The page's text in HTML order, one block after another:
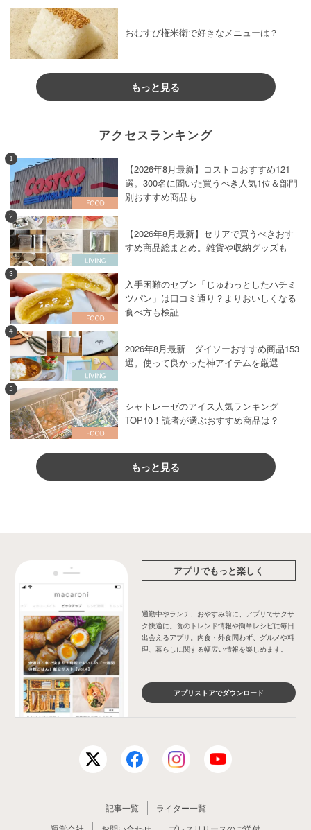
おむすび権米衛で好きなメニューは？
もっと見る
アクセスランキング
1
【2026年8月最新】コストコおすすめ121
選。300名に聞いた買うべき人気1位＆部門
別おすすめ商品も
2
【2026年8月最新】セリアで買うべきおす
すめ商品総まとめ。雑貨や収納グッズも
3
入手困難のセブン「じゅわっとしたハチミ
ツパン」は口コミ通り？よりおいしくなる
食べ方も検証
4
2026年8月最新｜ダイソーおすすめ商品153
選。使って良かった神アイテムを厳選
5
シャトレーゼのアイス人気ランキング
TOP10！読者が選ぶおすすめ商品は？
もっと見る
アプリでもっと楽しく
通勤中やランチ、おやすみ前に、アプリでサクサ
ク快適に。食のトレンド情報や簡単レシピに毎日
出会えるアプリ。内食・外食問わず、グルメや料
理、暮らしに関する幅広い情報を楽しめます。
アプリストアでダウンロード
記事一覧
ライター一覧